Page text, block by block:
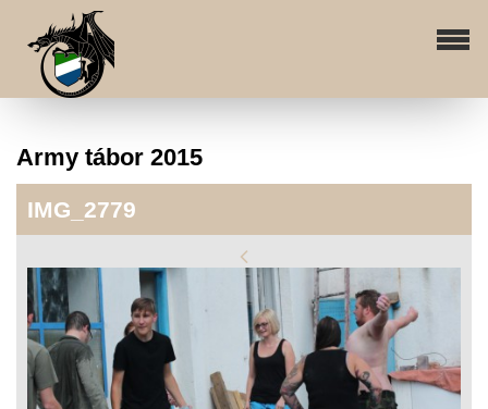
Army tábor 2015
IMG_2779